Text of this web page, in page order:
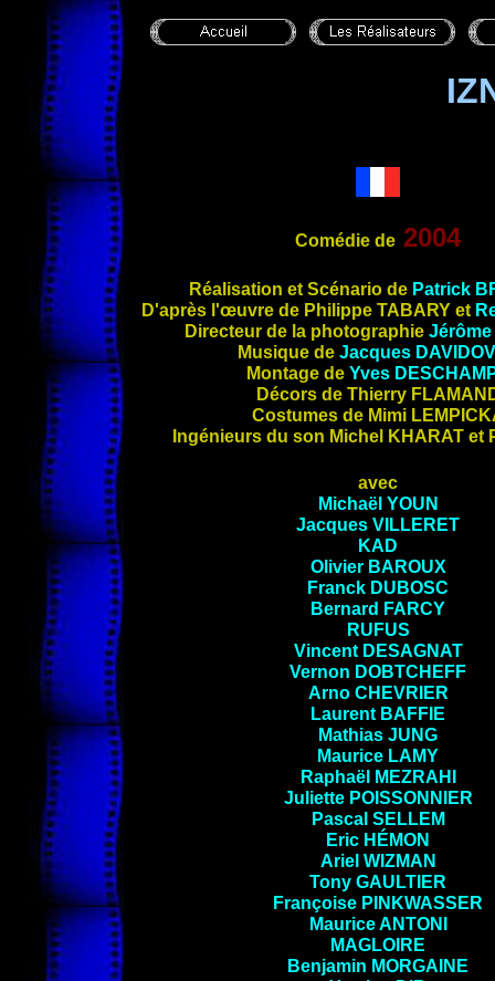
Comédie de 2004
Réalisation et Scénario de Patrick
D'après l'œuvre de Philippe TABARY et
Directeur de la photographie Jérôme
Musique de Jacques
Montage de Yves
Décors de Thierry
Costumes de Mimi
Ingénieurs du son Michel KHARATet
avec
Michaël YOUN
Jacques VILLERET
KAD
Olivier BAROUX
Franck DUBOSC
Bernard FARCY
RUFUS
Vincent DESAGNAT
Vernon DOBTCHEFF
Arno CHEVRIER
Laurent BAFFIE
Mathias JUNG
Maurice LAMY
Raphaël MEZRAHI
Juliette POISSONNIER
Pascal SELLEM
Eric HÉMON
Ariel WIZMAN
Tony GAULTIER
Françoise PINKWASSER
MauriceANTONI
MAGLOIRE
Benjamin MORGAINE